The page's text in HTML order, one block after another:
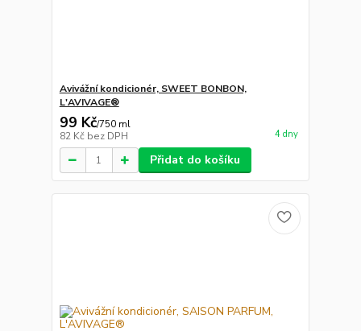
Avivážní kondicionér, SWEET BONBON,
L'AVIVAGE®
99 Kč/750 ml
82 Kč bez DPH 4 dny
Přidat do košíku